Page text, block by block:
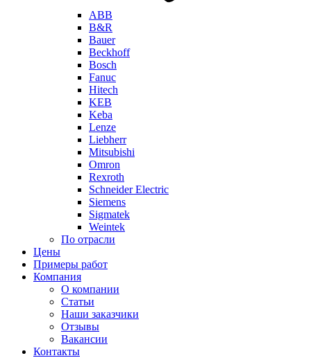
ABB
B&R
Bauer
Beckhoff
Bosch
Fanuc
Hitech
KEB
Keba
Lenze
Liebherr
Mitsubishi
Omron
Rexroth
Schneider Electric
Siemens
Sigmatek
Weintek
По отрасли
Цены
Примеры работ
Компания
О компании
Статьи
Наши заказчики
Отзывы
Вакансии
Контакты